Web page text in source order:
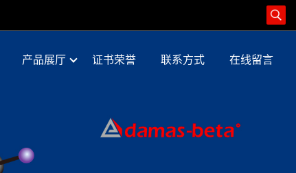
产品展厅 证书荣誉 联系方式 在线留言